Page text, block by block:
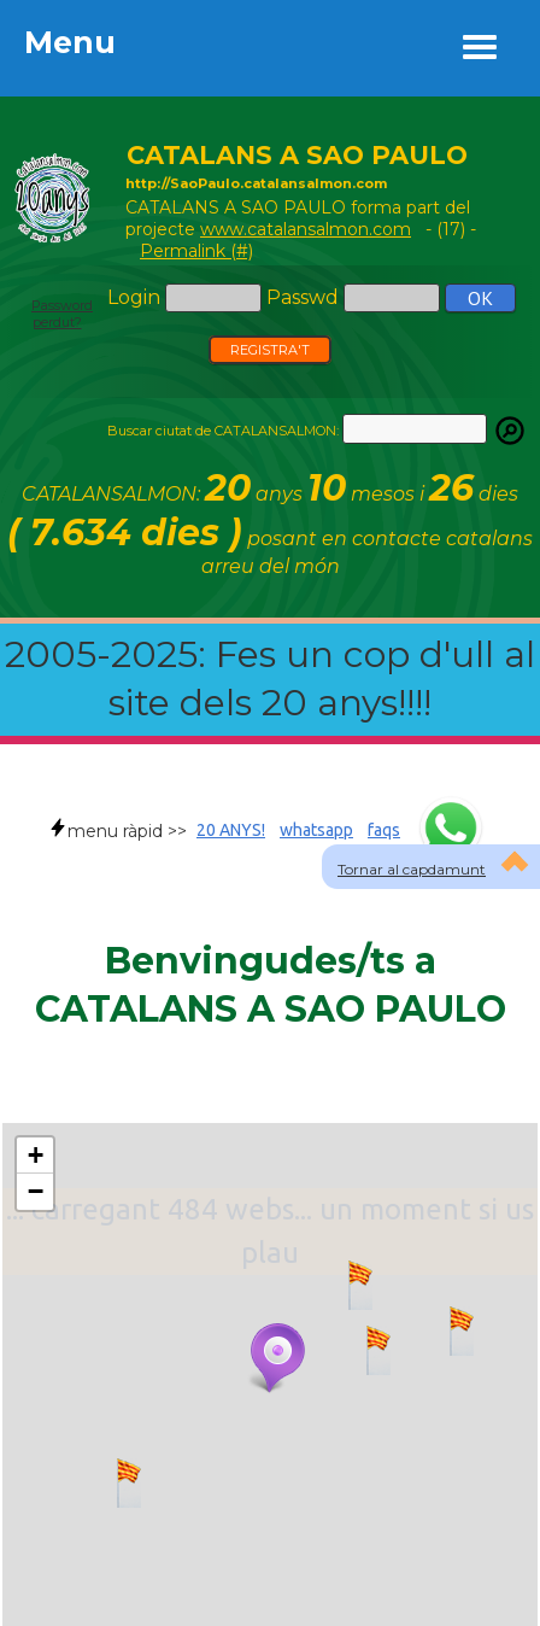
Menu
CATALANS A SAO PAULO
http://SaoPaulo.catalansalmon.com
CATALANS A SAO PAULO forma part del
projecte www.catalansalmon.com - (17) -
Permalink (#)
Login Passwd
Password
perdut?
REGISTRA'T
Buscar ciutat de CATALANSALMON:
CATALANSALMON:20 anys 10 mesos i26 dies
( 7.634 dies ) posant en contacte catalans
arreu del món
2005-2025: Fes un cop d'ull al
site dels 20 anys!!!!
Menu
Tornar al capdamunt
menu ràpid >> 20 ANYS! whatsapp faqs
Benvingudes/ts a
CATALANS A SAO PAULO
... carregant 484 webs... un moment si us
plau
+
−